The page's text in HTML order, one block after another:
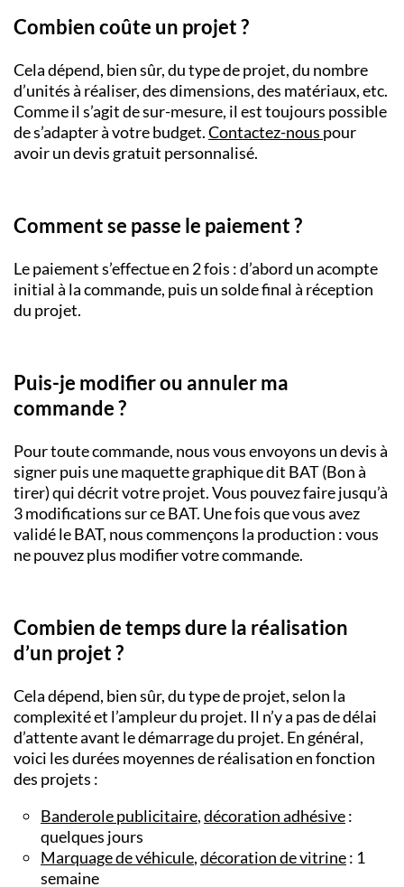
Combien coûte un projet ?
Cela dépend, bien sûr, du type de projet, du nombre
d’unités à réaliser, des dimensions, des matériaux, etc.
Comme il s’agit de sur-mesure, il est toujours possible
de s’adapter à votre budget.Contactez-nous pour
avoir un devis gratuit personnalisé.
Comment se passe le paiement ?
Le paiement s’effectue en 2 fois : d’abord un acompte
initial à la commande, puis un solde final à réception
du projet.
Puis-je modifier ou annuler ma
commande ?
Pour toute commande, nous vous envoyons un devis à
signer puis une maquette graphique dit BAT (Bon à
tirer) qui décrit votre projet. Vous pouvez faire jusqu’à
3 modifications sur ce BAT. Une fois que vous avez
validé le BAT, nous commençons la production : vous
ne pouvez plus modifier votre commande.
Combien de temps dure la réalisation
d’un projet ?
Cela dépend, bien sûr, du type de projet, selon la
complexité et l’ampleur du projet. Il n’y a pas de délai
d’attente avant le démarrage du projet. En général,
voici les durées moyennes de réalisation en fonction
des projets :
Banderole publicitaire,décoration adhésive:
quelques jours
Marquage de véhicule,décoration de vitrine: 1
semaine